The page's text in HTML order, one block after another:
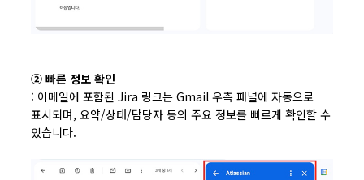
② 빠른 정보 확인
: 이메일에 포함된 Jira 링크는 Gmail 우측 패널에 자동으로
표시되며, 요약/상태/담당자 등의 주요 정보를 빠르게 확인할 수
있습니다.